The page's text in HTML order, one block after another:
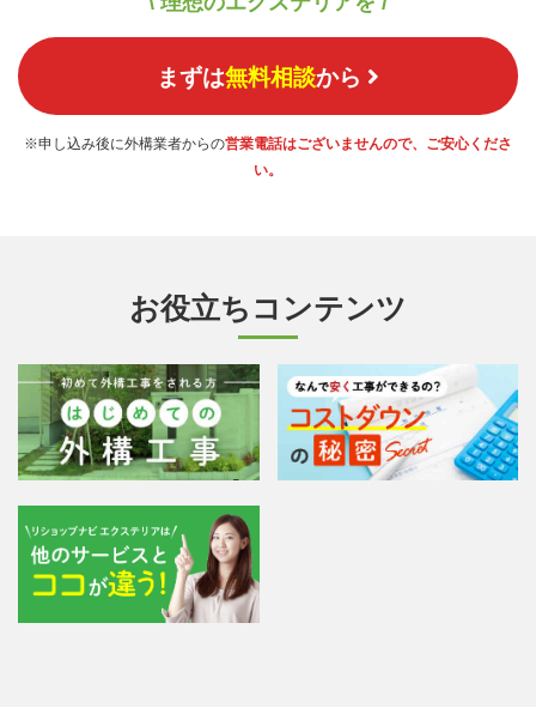
まずは無料相談から
※申し込み後に外構業者からの営業電話はございませんので、ご安心くださ
い。
お役立ちコンテンツ